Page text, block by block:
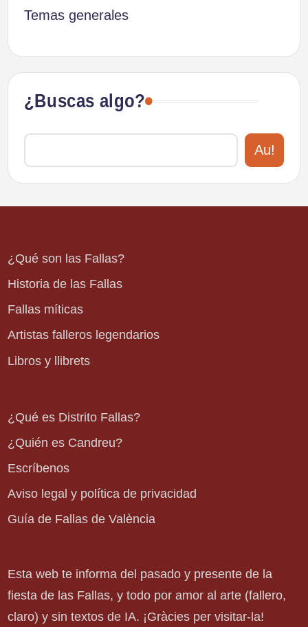
Temas generales
¿Buscas algo?
Au!
¿Qué son las Fallas?
Historia de las Fallas
Fallas míticas
Artistas falleros legendarios
Libros y llibrets
¿Qué es Distrito Fallas?
¿Quién es Candreu?
Escríbenos
Aviso legal y política de privacidad
Guía de Fallas de València
Esta web te informa del pasado y presente de la
fiesta de las Fallas, y todo por amor al arte (fallero,
claro) y sin textos de IA. ¡Gràcies per visitar-la!